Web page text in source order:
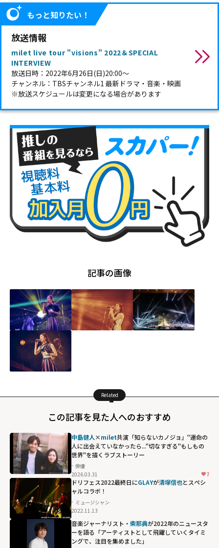
もっと知りたい！
放送情報
milet live tour "visions" 2022＆SPECIAL
INTERVIEW
放送日時：2022年6月26日(日)20:00～
チャンネル：TBSチャンネル1 最新ドラマ・音楽・映画
※放送スケジュールは変更になる場合があります
記事の画像
Related
この記事を見た人へのおすすめ
中島健人×milet共演「知らないカノジョ」――"運命の
人に出会えていなかったら..."切なすぎる"もしもの
世界"を描くラブストーリー
俳優
2026.03.31
7
ドリフェス2022最終日にGLAYが清塚信也とスペシ
ャルコラボ！
ミュージシャン
2022.11.13
音楽ジャーナリスト・ 柴那典が2022年のニュースタ
ーを語る「アーティストとして飛躍していくタイミ
ングで、注目を集めました」